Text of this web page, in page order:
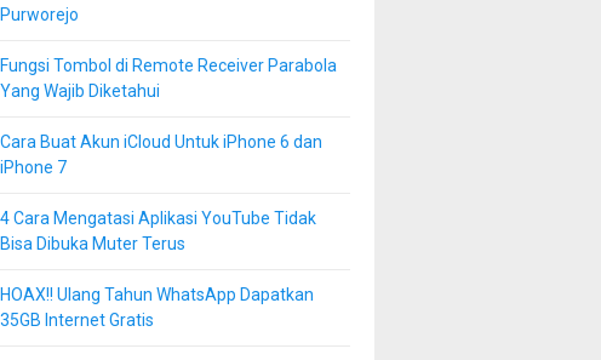
Purworejo
Fungsi Tombol di Remote Receiver Parabola
Yang Wajib Diketahui
Cara Buat Akun iCloud Untuk iPhone 6 dan
iPhone 7
4 Cara Mengatasi Aplikasi YouTube Tidak
Bisa Dibuka Muter Terus
HOAX!! Ulang Tahun WhatsApp Dapatkan
35GB Internet Gratis